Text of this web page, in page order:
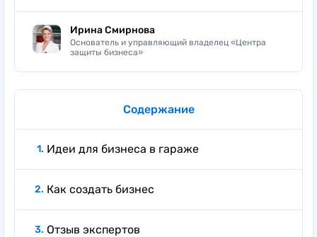
Ирина Смирнова
Основатель и управляющий владелец «Центра
защиты бизнеса»
Содержание
Идеи для бизнеса в гараже
Как создать бизнес
Отзыв экспертов